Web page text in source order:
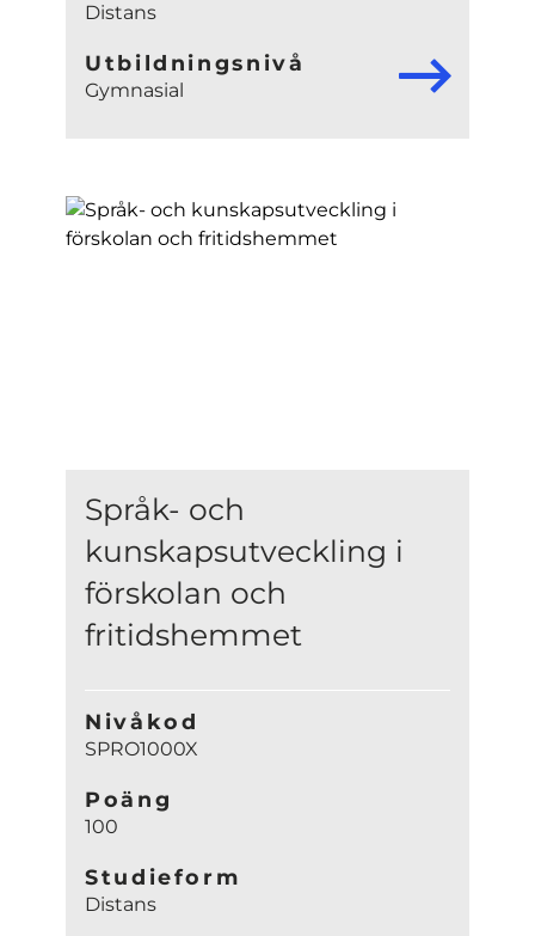
Distans
Utbildningsnivå
Gymnasial
Språk- och
kunskapsutveckling i
förskolan och
fritidshemmet
Nivåkod
SPRO1000X
Poäng
100
Studieform
Distans